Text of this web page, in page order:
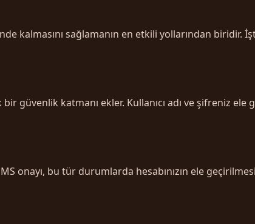
kalmasını sağlamanın en etkili yollarından biridir.
güvenlik katmanı ekler. Kullanıcı adı ve şifreniz
onayı, bu tür durumlarda hesabınızın ele